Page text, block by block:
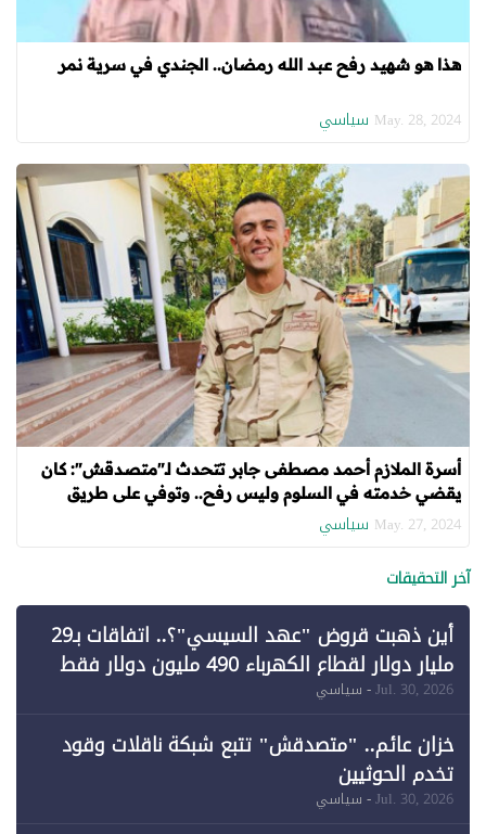
هذا هو شهيد رفح عبد الله رمضان.. الجندي في سرية نمر
May. 28, 2024 سياسي
أسرة الملازم أحمد مصطفى جابر تتحدث لـ"متصدقش": كان
يقضي خدمته في السلوم وليس رفح.. وتوفي على طريق
الإسماعيلية
May. 27, 2024 سياسي
آخر التحقيقات
أين ذهبت قروض "عهد السيسي"؟.. اتفاقات بـ29
مليار دولار لقطاع الكهرباء 490 مليون دولار فقط
لـ"الطاقة المتجددة" (1)
Jul. 30, 2026- سياسي
خزان عائم.. "متصدقش" تتبع شبكة ناقلات وقود
تخدم الحوثيين
Jul. 30, 2026- سياسي